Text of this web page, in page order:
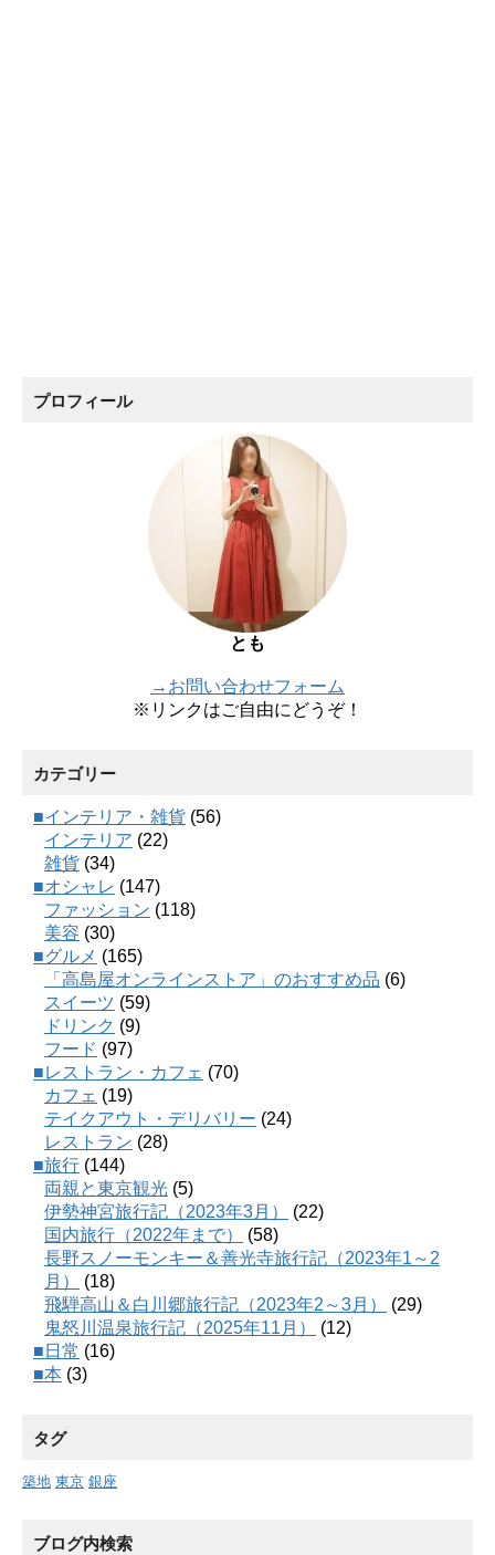
プロフィール
とも
→お問い合わせフォーム
※リンクはご自由にどうぞ！
カテゴリー
■インテリア・雑貨 (56)
インテリア (22)
雑貨 (34)
■オシャレ (147)
ファッション (118)
美容 (30)
■グルメ (165)
「高島屋オンラインストア」のおすすめ品 (6)
スイーツ (59)
ドリンク (9)
フード (97)
■レストラン・カフェ (70)
カフェ (19)
テイクアウト・デリバリー (24)
レストラン (28)
■旅行 (144)
両親と東京観光 (5)
伊勢神宮旅行記（2023年3月）
(22)
国内旅行（2022年まで）
(58)
長野スノーモンキー＆善光寺旅行記（2023年1～2
月）
(18)
飛騨高山＆白川郷旅行記（2023年2～3月）
(29)
鬼怒川温泉旅行記（2025年11月）
(12)
■日常 (16)
■本 (3)
タグ
築地 東京 銀座
ブログ内検索